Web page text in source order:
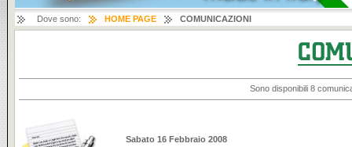
Dove sono: HOME PAGE COMUNICAZIONI
Sono disponibili 8
Sabato 16 Febbraio 2008